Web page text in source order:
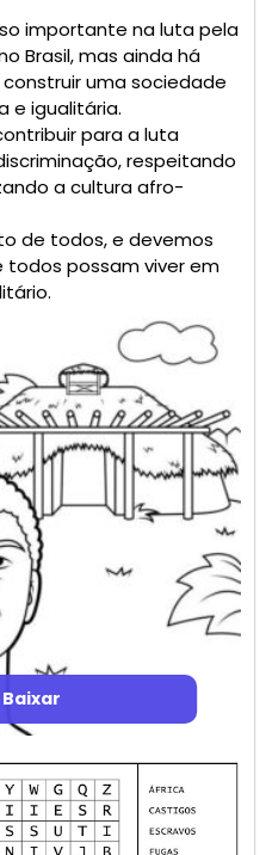
importante na luta pela
Brasil, mas ainda há
uma sociedade
e igualitária.
para a luta
respeitando
a cultura afro-
de todos, e devemos
todos possam viver em